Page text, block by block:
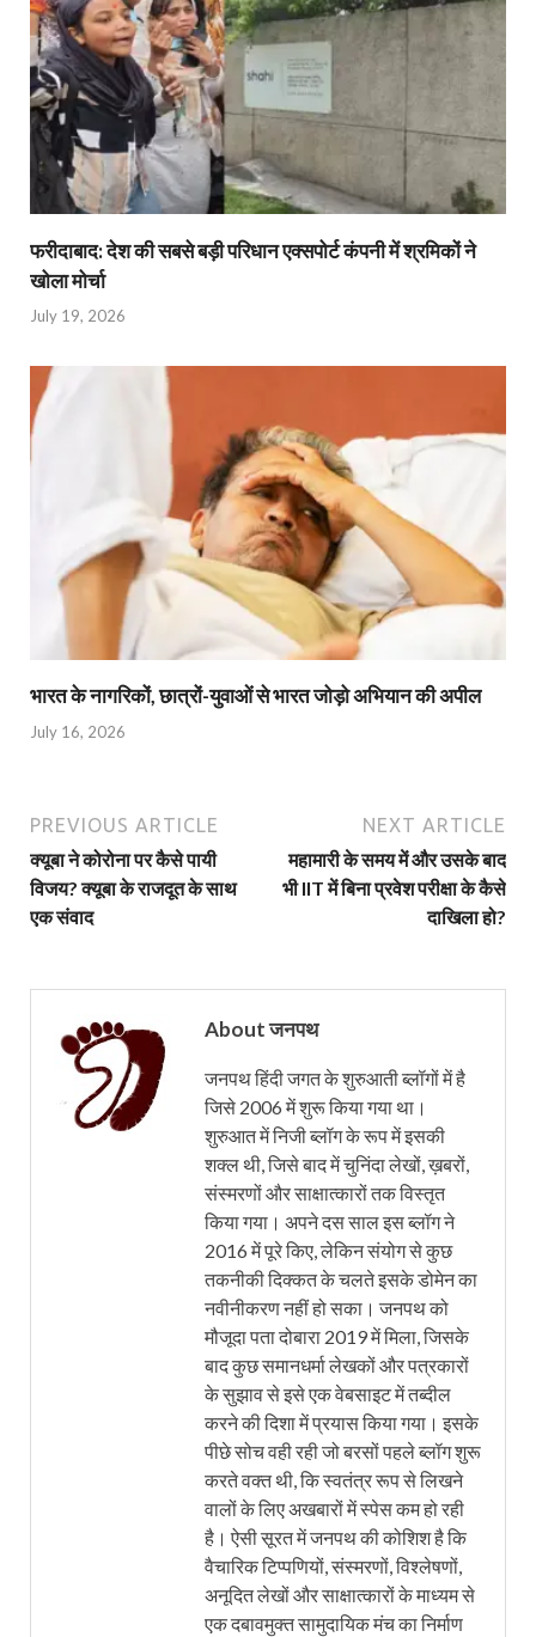
फरीदाबाद: देश की सबसे बड़ी परिधान एक्सपोर्ट कंपनी में श्रमिकों ने
खोला मोर्चा
July 19, 2026
भारत के नागरिकों, छात्रों-युवाओं से भारत जोड़ो अभियान की अपील
July 16, 2026
PREVIOUS ARTICLE
क्यूबा ने कोरोना पर कैसे पायी
विजय? क्यूबा के राजदूत के साथ
एक संवाद
NEXT ARTICLE
महामारी के समय में और उसके बाद
भी IIT में बिना प्रवेश परीक्षा के कैसे
दाखिला हो?
About जनपथ
जनपथ हिंदी जगत के शुरुआती ब्लॉगों में है
जिसे 2006 में शुरू किया गया था।
शुरुआत में निजी ब्लॉग के रूप में इसकी
शक्ल थी, जिसे बाद में चुनिंदा लेखों, ख़बरों,
संस्मरणों और साक्षात्कारों तक विस्तृत
किया गया। अपने दस साल इस ब्लॉग ने
2016 में पूरे किए, लेकिन संयोग से कुछ
तकनीकी दिक्कत के चलते इसके डोमेन का
नवीनीकरण नहीं हो सका। जनपथ को
मौजूदा पता दोबारा 2019 में मिला, जिसके
बाद कुछ समानधर्मा लेखकों और पत्रकारों
के सुझाव से इसे एक वेबसाइट में तब्दील
करने की दिशा में प्रयास किया गया। इसके
पीछे सोच वही रही जो बरसों पहले ब्लॉग शुरू
करते वक्त थी, कि स्वतंत्र रूप से लिखने
वालों के लिए अखबारों में स्पेस कम हो रही
है। ऐसी सूरत में जनपथ की कोशिश है कि
वैचारिक टिप्पणियों, संस्मरणों, विश्लेषणों,
अनूदित लेखों और साक्षात्कारों के माध्यम से
एक दबावमुक्त सामुदायिक मंच का निर्माण